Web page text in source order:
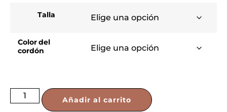
Talla
Color del
cordón
Añadir al carrito